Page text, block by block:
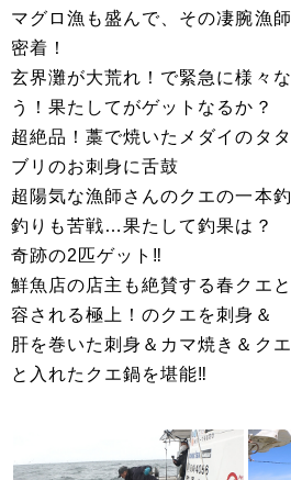
マグロ漁も盛んで、その凄腕漁
密着！
玄界灘が大荒れ！で緊急に様々
う！果たしてがゲットなるか？
超絶品！藁で焼いたメダイのタ
ブリのお刺身に舌鼓
超陽気な漁師さんのクエの一本
釣りも苦戦…果たして釣果は？
奇跡の2匹ゲット‼
鮮魚店の店主も絶賛する春クエ
容される極上！のクエを刺身＆
肝を巻いた刺身＆カマ焼き＆ク
と入れたクエ鍋を堪能‼